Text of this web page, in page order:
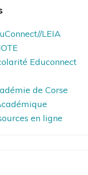
LEIA
Educonnect
de Corse
en ligne